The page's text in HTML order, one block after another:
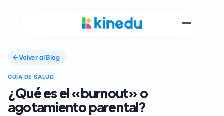
Volver al Blog
GUÍA DE SALUD
¿Qué es el «burnout» o
agotamiento parental?